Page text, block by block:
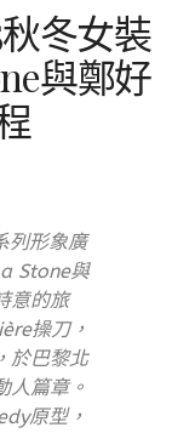
冬女裝
與鄭好
列形象廣
Stone與
意的旅
操刀，
於巴黎北
人篇章。
原型，